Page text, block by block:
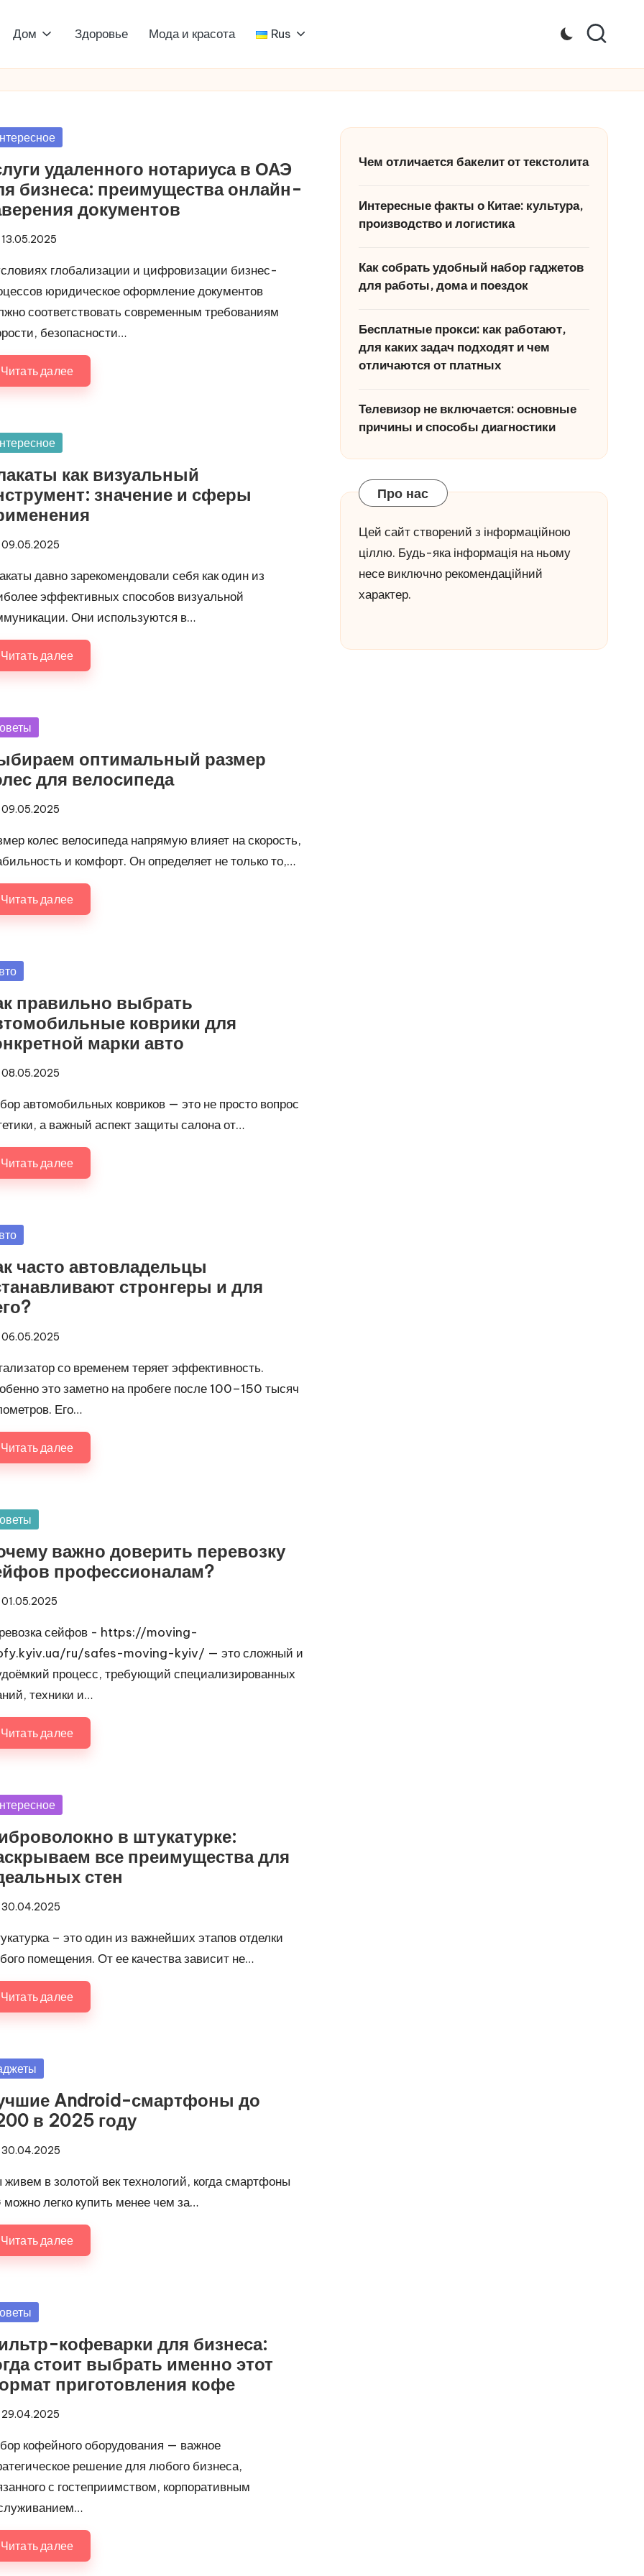
Дом Здоровье Мода и красота Rus
удаленного нотариуса в ОАЭ
бизнеса: преимущества онлайн-
документов
13.05.2025
глобализации и цифровизации бизнес-
юридическое оформление документов
соответствовать современным требованиям
безопасности…
Читать далее
как визуальный
значение и сферы
09.05.2025
давно зарекомендовали себя как один из
эффективных способов визуальной
Они используются в…
Читать далее
оптимальный размер
для велосипеда
09.05.2025
колес велосипеда напрямую влияет на скорость,
и комфорт. Он определяет не только то,…
Читать далее
правильно выбрать
коврики для
марки авто
08.05.2025
автомобильных ковриков — это не просто вопрос
а важный аспект защиты салона от…
Читать далее
часто автовладельцы
стронгеры и для
06.05.2025
со временем теряет эффективность.
это заметно на пробеге после 100–150 тысяч
Его…
Читать далее
важно доверить перевозку
профессионалам?
01.05.2025
сейфов - https://moving-
ru/safes-moving-kyiv/ — это сложный и
процесс, требующий специализированных
техники и…
Читать далее
в штукатурке:
все преимущества для
стен
30.04.2025
– это один из важнейших этапов отделки
помещения. От ее качества зависит не…
Читать далее
Android-смартфоны до
в 2025 году
30.04.2025
в золотой век технологий, когда смартфоны
легко купить менее чем за…
Читать далее
кофеварки для бизнеса:
стоит выбрать именно этот
приготовления кофе
29.04.2025
кофейного оборудования — важное
решение для любого бизнеса,
с гостеприимством, корпоративным
Читать далее
Чем отличается бакелит от текстолита
Интересные факты о Китае: культура,
производство и логистика
Как собрать удобный набор гаджетов
для работы, дома и поездок
Бесплатные прокси: как работают,
для каких задач подходят и чем
отличаются от платных
Телевизор не включается: основные
причины и способы диагностики
Про нас
Цей сайт створений з інформаційною
ціллю. Будь-яка інформація на ньому
несе виключно рекомендаційний
характер.